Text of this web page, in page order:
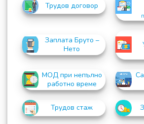
Трудов договор
Заплата Бруто –
Нето
МОД при непълно
работно време
Трудов стаж